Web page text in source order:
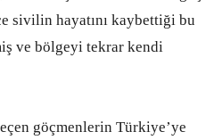
sivilin hayatını kaybettiği bu
ve bölgeyi tekrar kendi
göçmenlerin Türkiye’ye